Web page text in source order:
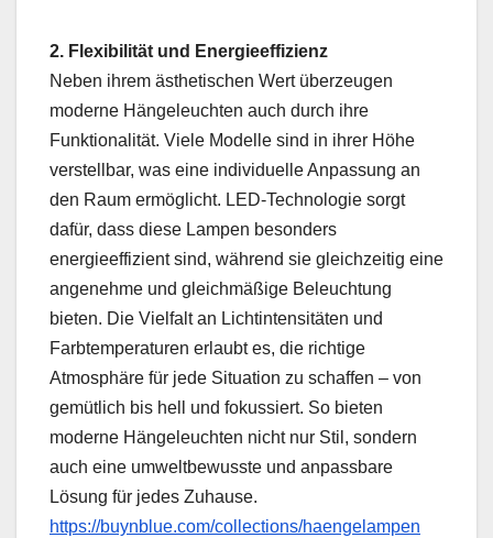
2. Flexibilität und Energieeffizienz
Neben ihrem ästhetischen Wert überzeugen
moderne Hängeleuchten auch durch ihre
Funktionalität. Viele Modelle sind in ihrer Höhe
verstellbar, was eine individuelle Anpassung an
den Raum ermöglicht. LED-Technologie sorgt
dafür, dass diese Lampen besonders
energieeffizient sind, während sie gleichzeitig eine
angenehme und gleichmäßige Beleuchtung
bieten. Die Vielfalt an Lichtintensitäten und
Farbtemperaturen erlaubt es, die richtige
Atmosphäre für jede Situation zu schaffen – von
gemütlich bis hell und fokussiert. So bieten
moderne Hängeleuchten nicht nur Stil, sondern
auch eine umweltbewusste und anpassbare
Lösung für jedes Zuhause.
https://buynblue.com/collections/haengelampen